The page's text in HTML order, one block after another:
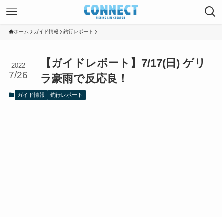
ホーム ガイド情報 釣行レポート
【ガイドレポート】7/17(日) ゲリ
ラ豪雨で反応良！
2022
7/26
ガイド情報 釣行レポート